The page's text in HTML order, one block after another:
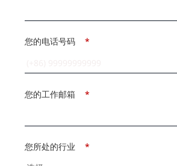
*
您的电话号码
*
您的工作邮箱
*
您所处的行业